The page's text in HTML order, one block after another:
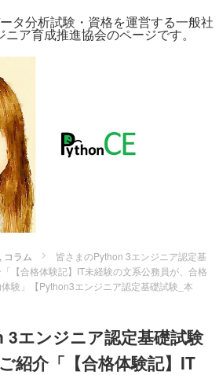
タ分析試験・資格を運営する一般社
ニア育成推進協会のページです。
, コラム
皆さまのPython 3エンジニア認定基
【合格体験記】IT未経験の文系公務員が、合格
験」【Python3エンジニア認定基礎試験_本
エンジニア認定基礎試験
紹介「【合格体験記】IT